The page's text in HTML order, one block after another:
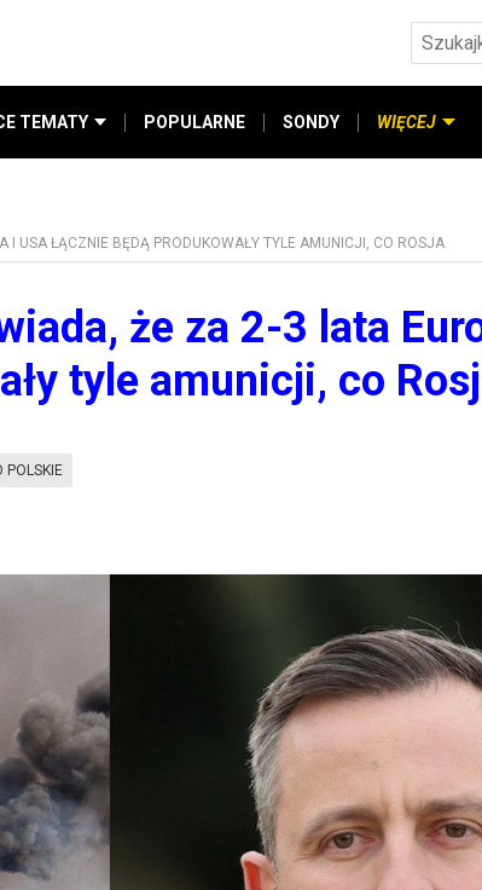
TEMATY POPULARNE SONDY WIĘCEJ
I USA ŁĄCZNIE BĘDĄ PRODUKOWAŁY TYLE AMUNICJI, CO ROSJA
że za 2-3 lata
tyle amunicji, co
POLSKIE